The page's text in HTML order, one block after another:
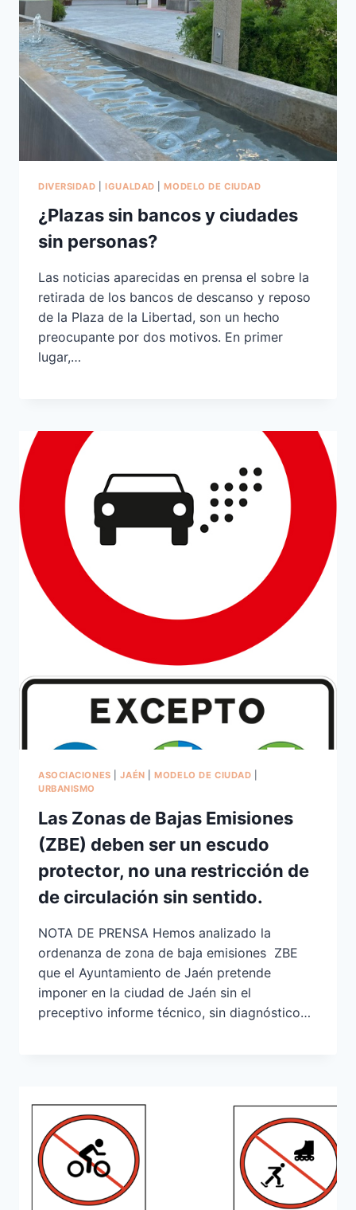
DIVERSIDAD |IGUALDAD |MODELO DE CIUDAD
¿Plazas sin bancos y ciudades
sin personas?
Las noticias aparecidas en prensa el sobre la
retirada de los bancos de descanso y reposo
de la Plaza de la Libertad, son un hecho
preocupante por dos motivos. En primer
lugar,…
ASOCIACIONES |JAÉN |MODELO DE CIUDAD
URBANISMO
Las Zonas de Bajas Emisiones
(ZBE) deben ser un escudo
protector, no una restricción de
de circulación sin sentido.
NOTA DE PRENSA Hemos analizado la
ordenanza de zona de baja emisiones ZBE
que el Ayuntamiento de Jaén pretende
imponer en la ciudad de Jaén sin el
preceptivo informe técnico, sin diagnóstico…